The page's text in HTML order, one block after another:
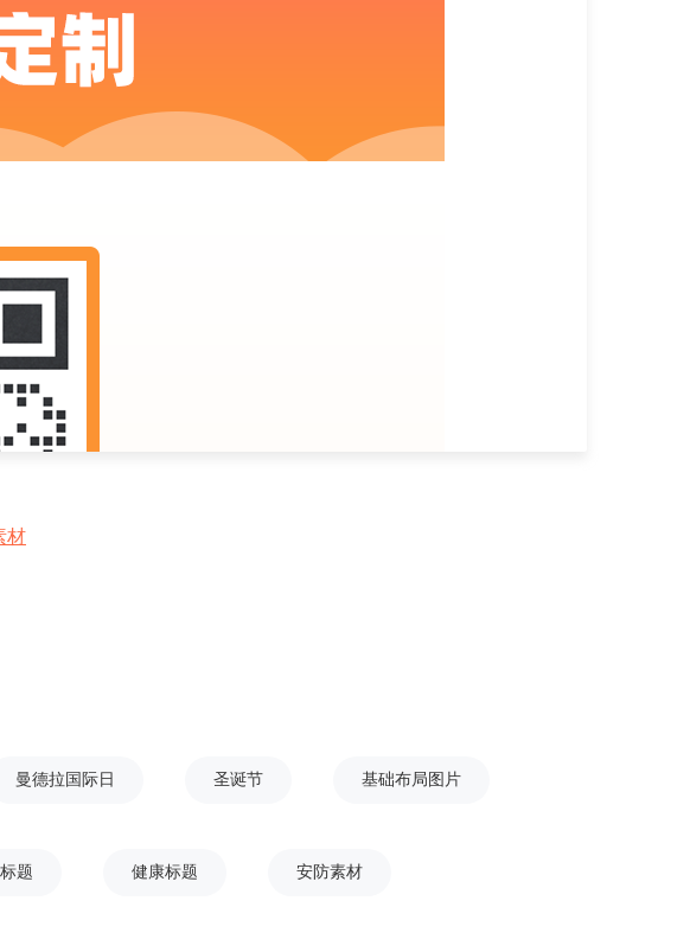
材
曼德拉国际日 圣诞节 基础布局图片
题 健康标题 安防素材